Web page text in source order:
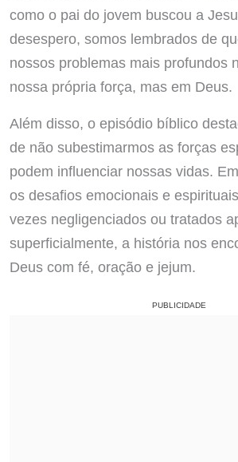
como o pai do jovem buscou a
desespero, somos lembrados de
nossos problemas mais profundos
nossa própria força, mas em Deus.
Além disso, o episódio bíblico
de não subestimarmos as forças
podem influenciar nossas vidas.
os desafios emocionais e
vezes negligenciados ou tratados
superficialmente, a história nos
Deus com fé, oração e jejum.
PUBLICIDADE